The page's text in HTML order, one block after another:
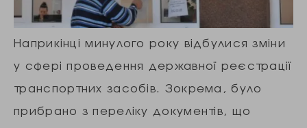
Наприкінці минулого року відбулися зміни
у сфері проведення державної реєстрації
транспортних засобів. Зокрема, було
прибрано з переліку документів, що